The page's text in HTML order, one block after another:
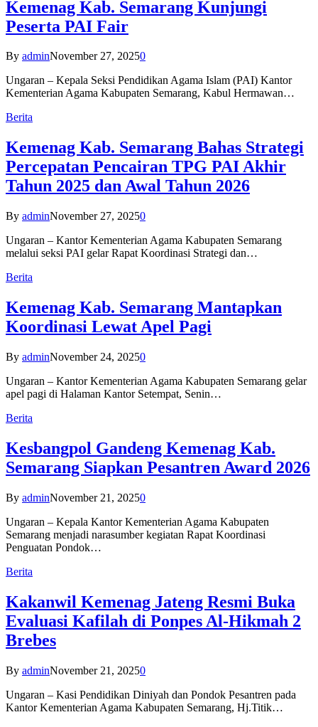
Kemenag Kab. Semarang Kunjungi
Peserta PAI Fair
By adminNovember 27, 20250
Ungaran – Kepala Seksi Pendidikan Agama Islam (PAI) Kantor
Kementerian Agama Kabupaten Semarang, Kabul Hermawan…
Berita
Kemenag Kab. Semarang Bahas Strategi
Percepatan Pencairan TPG PAI Akhir
Tahun 2025 dan Awal Tahun 2026
By adminNovember 27, 20250
Ungaran – Kantor Kementerian Agama Kabupaten Semarang
melalui seksi PAI gelar Rapat Koordinasi Strategi dan…
Berita
Kemenag Kab. Semarang Mantapkan
Koordinasi Lewat Apel Pagi
By adminNovember 24, 20250
Ungaran – Kantor Kementerian Agama Kabupaten Semarang gelar
apel pagi di Halaman Kantor Setempat, Senin…
Berita
Kesbangpol Gandeng Kemenag Kab.
Semarang Siapkan Pesantren Award 2026
By adminNovember 21, 20250
Ungaran – Kepala Kantor Kementerian Agama Kabupaten
Semarang menjadi narasumber kegiatan Rapat Koordinasi
Penguatan Pondok…
Berita
Kakanwil Kemenag Jateng Resmi Buka
Evaluasi Kafilah di Ponpes Al-Hikmah 2
Brebes
By adminNovember 21, 20250
Ungaran – Kasi Pendidikan Diniyah dan Pondok Pesantren pada
Kantor Kementerian Agama Kabupaten Semarang, Hj.Titik…